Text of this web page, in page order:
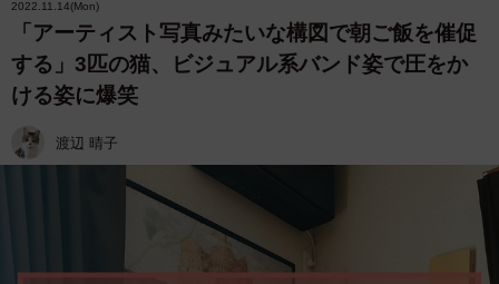
2022.11.14(Mon)
「アーティスト写真みたいな構図で朝ご飯を催促
する」3匹の猫、ビジュアル系バンド姿で圧をか
ける姿に爆笑
渡辺 晴子